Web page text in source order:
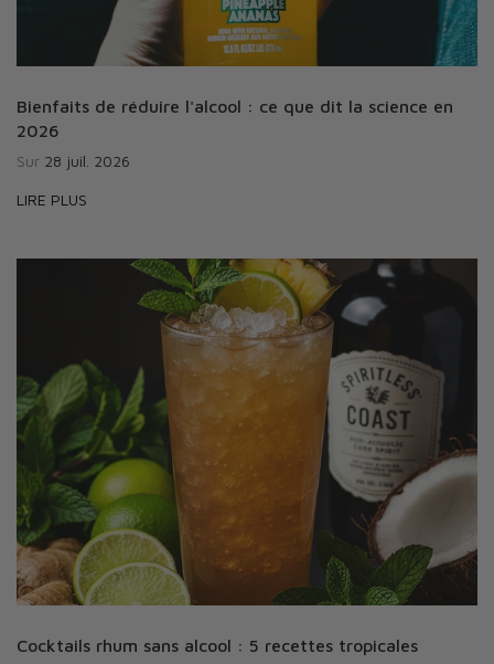
Bienfaits de réduire l'alcool : ce que dit la science en
2026
Sur 28 juil. 2026
LIRE PLUS
Cocktails rhum sans alcool : 5 recettes tropicales